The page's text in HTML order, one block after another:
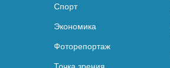
Спорт
Экономика
Фоторепортаж
Точка зрения